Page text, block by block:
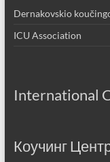
Dernakovskio
ICU Association
International
Коучинг